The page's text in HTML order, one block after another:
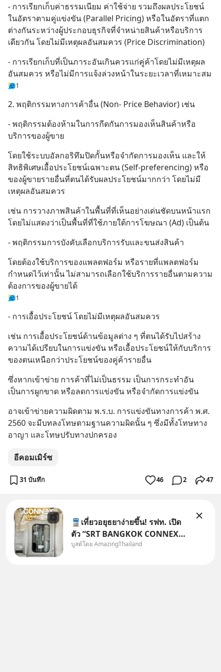
- การเรียกเก็บค่าธรรมเนียม ค่าใช้จ่าย รวมถึงผลประโยชน์
ในอัตราตามคู่แข่งขัน (Parallel Pricing) หรือในอัตราที่แตก
ต่างกันระหว่างผู้ประกอบธุรกิจที่จำหน่ายสินค้าหรือบริการ
เดียวกัน โดยไม่มีเหตุผลอันสมควร (Price Discrimination)
- การเรียกเก็บที่เป็นภาระอันเกินควรแก่คู่ค้าโดยไม่มีเหตุผล
อันสมควร หรือไม่มีการแจ้งล่วงหน้าในระยะเวลาที่เหมาะสม
1
2. พฤติกรรมทางการค้าอื่น (Non- Price Behavior) เช่น
- พฤติกรรมต้องห้ามในการกีดกันการมองเห็นสินค้าหรือ
บริการของผู้ขาย
โดยใช้ระบบอัลกอริทึมปิดกั้นหรือจำกัดการมองเห็น และให้
สิทธิพิเศษเอื้อประโยชน์เฉพาะตน (Self-preferencing) หรือ
ของผู้ขายรายอื่นที่ตนได้รับผลประโยชน์มากกว่า โดยไม่มี
เหตุผลอันสมควร
เช่น การวางภาพสินค้าในพื้นที่ที่เห็นอย่างเด่นชัดบนหน้าแรก
โดยไม่แสดงว่าเป็นพื้นที่ที่ใช้ภายใต้การโฆษณา (Ad) เป็นต้น
- พฤติกรรมการบังคับเลือกบริการรับและขนส่งสินค้า
โดยต้องใช้บริการของแพลตฟอร์ม หรือรายที่แพลตฟอร์ม
กำหนดไว้เท่านั้น ไม่สามารถเลือกใช้บริการรายอื่นตามความ
ต้องการของผู้ขายได้
1
- การเอื้อประโยชน์ โดยไม่มีเหตุผลอันสมควร
เช่น การเอื้อประโยชน์ด้านข้อมูลต่าง ๆ ที่ตนได้รับไปสร้าง
ความได้เปรียบในการแข่งขัน หรือเอื้อประโยชน์ให้กับบริการ
ของตนเหนือกว่าประโยชน์ของคู่ค้ารายอื่น
ซึ่งหากเข้าข่าย การค้าที่ไม่เป็นธรรม เป็นการกระทำอัน
เป็นการผูกขาด หรือลดการแข่งขัน หรือจำกัดการแข่งขัน
อาจเข้าข่ายความผิดตาม พ.ร.บ. การแข่งขันทางการค้า พ.ศ.
2560 จะมีบทลงโทษตามฐานความผิดนั้น ๆ ซึ่งมีทั้งโทษทาง
อาญา และโทษปรับทางปกครอง
อีคอมเมิร์ซ
31 บันทึก 46 2 47
🚆เที่ยวอยุธยาง่ายขึ้น! รฟท. เปิด
ตัว “SRT BANGKOK CONNEX”
รถไฟชานเมืองปรับอากาศ เชื่อม
บูสต์โดย AmazingThailand